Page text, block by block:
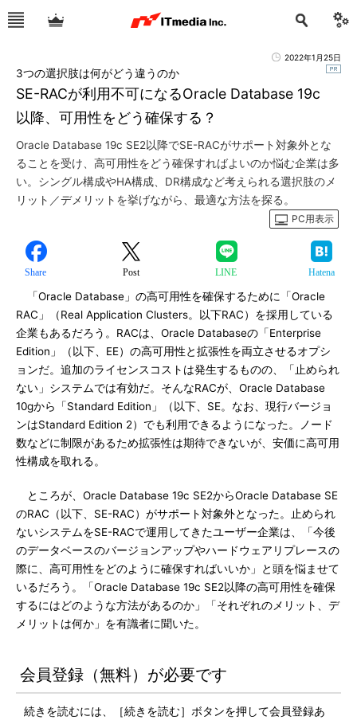
2022年1月25日
SE-RACが利用不可になるOracle Database 19c
以降、可用性をどう確保する？
3つの選択肢は何がどう違うのか
Oracle Database 19c SE2以降でSE-RACがサポート対象外とな
ることを受け、高可用性をどう確保すればよいのか悩む企業は多
い。シングル構成やHA構成、DR構成など考えられる選択肢のメ
リット／デメリットを挙げながら、最適な方法を探る。
PC用表示
Share Post LINE Hatena
「Oracle Database」の高可用性を確保するために「Oracle
RAC」（Real Application Clusters。以下RAC）を採用している
企業もあるだろう。RACは、Oracle Databaseの「Enterprise
Edition」（以下、EE）の高可用性と拡張性を両立させるオプシ
ョンだ。追加のライセンスコストは発生するものの、「止められ
ない」システムでは有効だ。そんなRACが、Oracle Database
10gから「Standard Edition」（以下、SE。なお、現行バージョ
ンはStandard Edition 2）でも利用できるようになった。ノード
数などに制限があるため拡張性は期待できないが、安価に高可用
性構成を取れる。
ところが、Oracle Database 19c SE2からOracle Database SE
のRAC（以下、SE-RAC）がサポート対象外となった。止められ
ないシステムをSE-RACで運用してきたユーザー企業は、「今後
のデータベースのバージョンアップやハードウェアリプレースの
際に、高可用性をどのように確保すればいいか」と頭を悩ませて
いるだろう。「Oracle Database 19c SE2以降の高可用性を確保
するにはどのような方法があるのか」「それぞれのメリット、デ
メリットは何か」を有識者に聞いた。
会員登録（無料）が必要です
続きを読むには、［続きを読む］ボタンを押して会員登録あ